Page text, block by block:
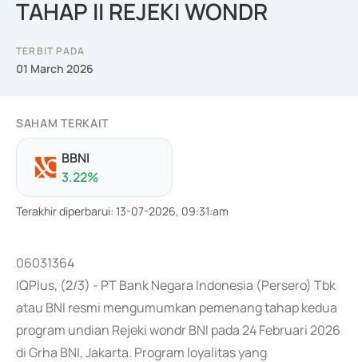
TAHAP II REJEKI WONDR
TERBIT PADA
01 March 2026
SAHAM TERKAIT
BBNI
3.22%
Terakhir diperbarui: 13-07-2026, 09:31:am
06031364
IQPlus, (2/3) - PT Bank Negara Indonesia (Persero) Tbk
atau BNI resmi mengumumkan pemenang tahap kedua
program undian Rejeki wondr BNI pada 24 Februari 2026
di Grha BNI, Jakarta. Program loyalitas yang